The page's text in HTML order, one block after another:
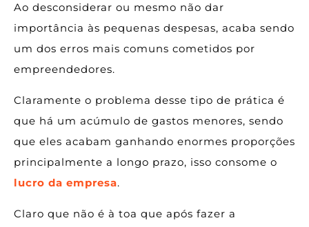
Ao desconsiderar ou mesmo não dar
importância às pequenas despesas, acaba sendo
um dos erros mais comuns cometidos por
empreendedores.
Claramente o problema desse tipo de prática é
que há um acúmulo de gastos menores, sendo
que eles acabam ganhando enormes proporções
principalmente a longo prazo, isso consome o
lucro da empresa.
Claro que não é à toa que após fazer a